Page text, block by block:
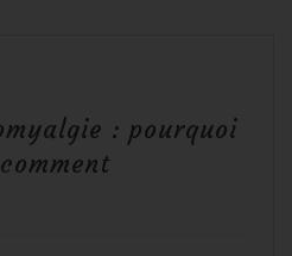
: pourquoi